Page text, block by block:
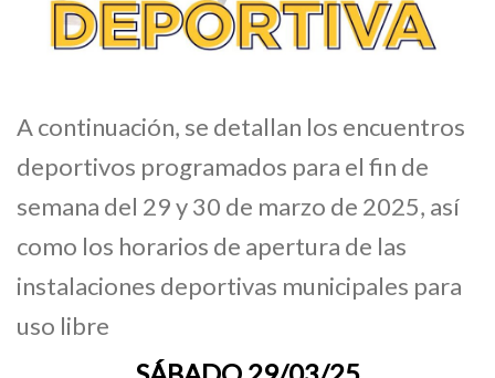
​A continuación, se detallan los encuentros
deportivos programados para el fin de
semana del 29 y 30 de marzo de 2025, así
como los horarios de apertura de las
instalaciones deportivas municipales para
uso libre